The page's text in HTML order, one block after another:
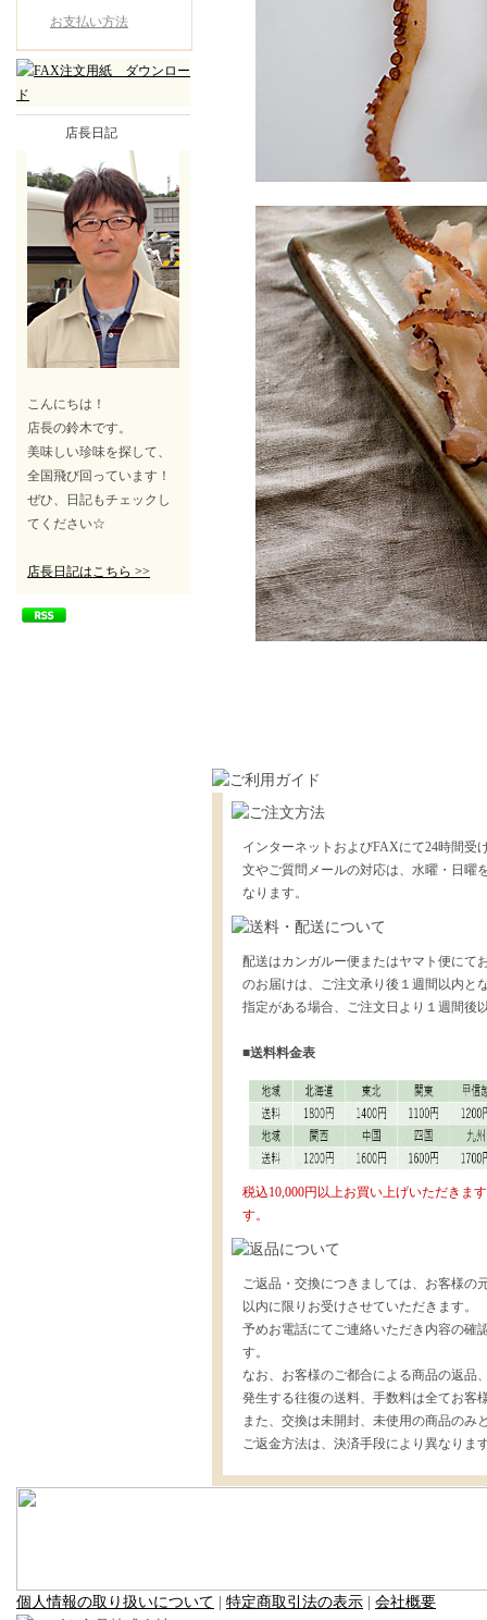
お支払い方法
店長日記
こんにちは！
店長の鈴木です。
美味しい珍味を探して、
全国飛び回っています！
ぜひ、日記もチェックし
てください☆
店長日記はこちら >>
インターネットおよびFAXにて24時間受
文やご質問メールの対応は、水曜・日曜
なります。
配送はカンガルー便またはヤマト便にて
のお届けは、ご注文承り後１週間以内と
指定がある場合、ご注文日より１週間後
■送料料金表
税込10,000円以上お買い上げいただきま
す。
ご返品・交換につきましては、お客様の
以内に限りお受けさせていただきます。
予めお電話にてご連絡いただき内容の確
す。
なお、お客様のご都合による商品の返品
発生する往復の送料、手数料は全てお客
また、交換は未開封、未使用の商品のみ
ご返金方法は、決済手段により異なりま
個人情報の取り扱いについて 特定商取引法の表示 会社概要